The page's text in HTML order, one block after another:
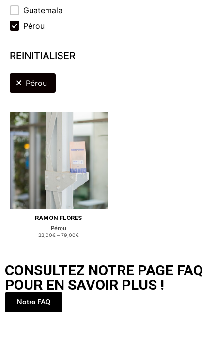
Guatemala
Pérou
REINITIALISER
REINITIALISER
Pérou
RAMON FLORES
Pérou
22,00€–79,00€
CONSULTEZ NOTRE PAGE FAQ
POUR EN SAVOIR PLUS !
Notre FAQ